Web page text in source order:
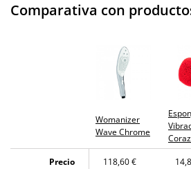
Envío discreto Paquete discreto
3 años de
El en 24 horas
Comparativa con
Womanizer
Wave Chrome
Precio 118,60 €